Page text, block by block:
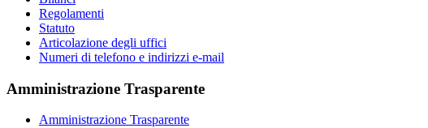
Regolamenti
Statuto
Articolazione degli uffici
Numeri di telefono e indirizzi e-mail
Amministrazione Trasparente
Amministrazione Trasparente